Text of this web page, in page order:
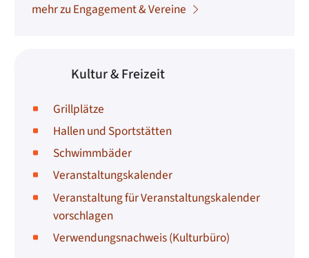
mehr zu Engagement & Vereine
Kultur & Freizeit
Grillplätze
Hallen und Sportstätten
Schwimmbäder
Veranstaltungskalender
Veranstaltung für Veranstaltungskalender
vorschlagen
Verwendungsnachweis (Kulturbüro)